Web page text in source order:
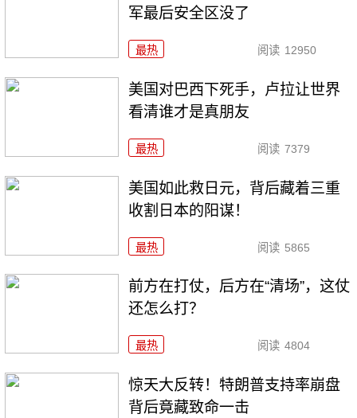
军最后安全区没了
最热 阅读 12950
美国对巴西下死手，卢拉让世界
看清谁才是真朋友
最热 阅读 7379
美国如此救日元，背后藏着三重
收割日本的阳谋！
最热 阅读 5865
前方在打仗，后方在“清场”，这仗
还怎么打？
最热 阅读 4804
惊天大反转！特朗普支持率崩盘
背后竟藏致命一击